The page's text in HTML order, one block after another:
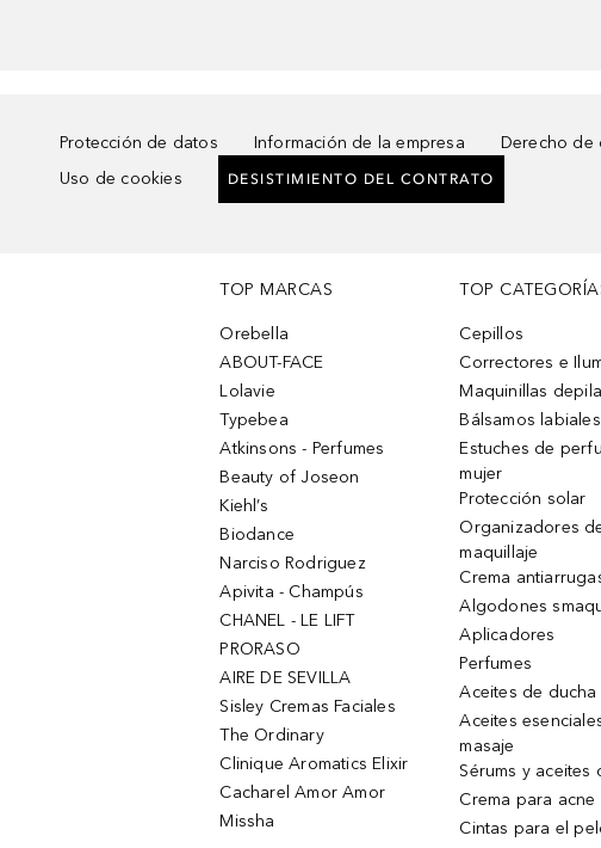
Protección de datos Información de la empresa Derecho de
Uso de cookies
DESISTIMIENTO DEL CONTRATO
TOP MARCAS
Orebella
ABOUT-FACE
Lolavie
Typebea
Atkinsons - Perfumes
Beauty of Joseon
Kiehl’s
Biodance
Narciso Rodriguez
Apivita - Champús
CHANEL - LE LIFT
PRORASO
AIRE DE SEVILLA
Sisley Cremas Faciales
The Ordinary
Clinique Aromatics Elixir
Cacharel Amor Amor
Missha
TOP
Cepillos
Correctores e
Maquinillas
Bálsamos labiales
Estuches de
mujer
Protección solar
Organizadores
maquillaje
Crema
Algodones
Aplicadores
Perfumes
Aceites de ducha
Aceites
masaje
Sérums y aceites
Crema para acne
Cintas para el